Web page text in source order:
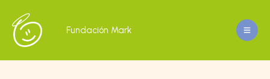
Fundación Mark